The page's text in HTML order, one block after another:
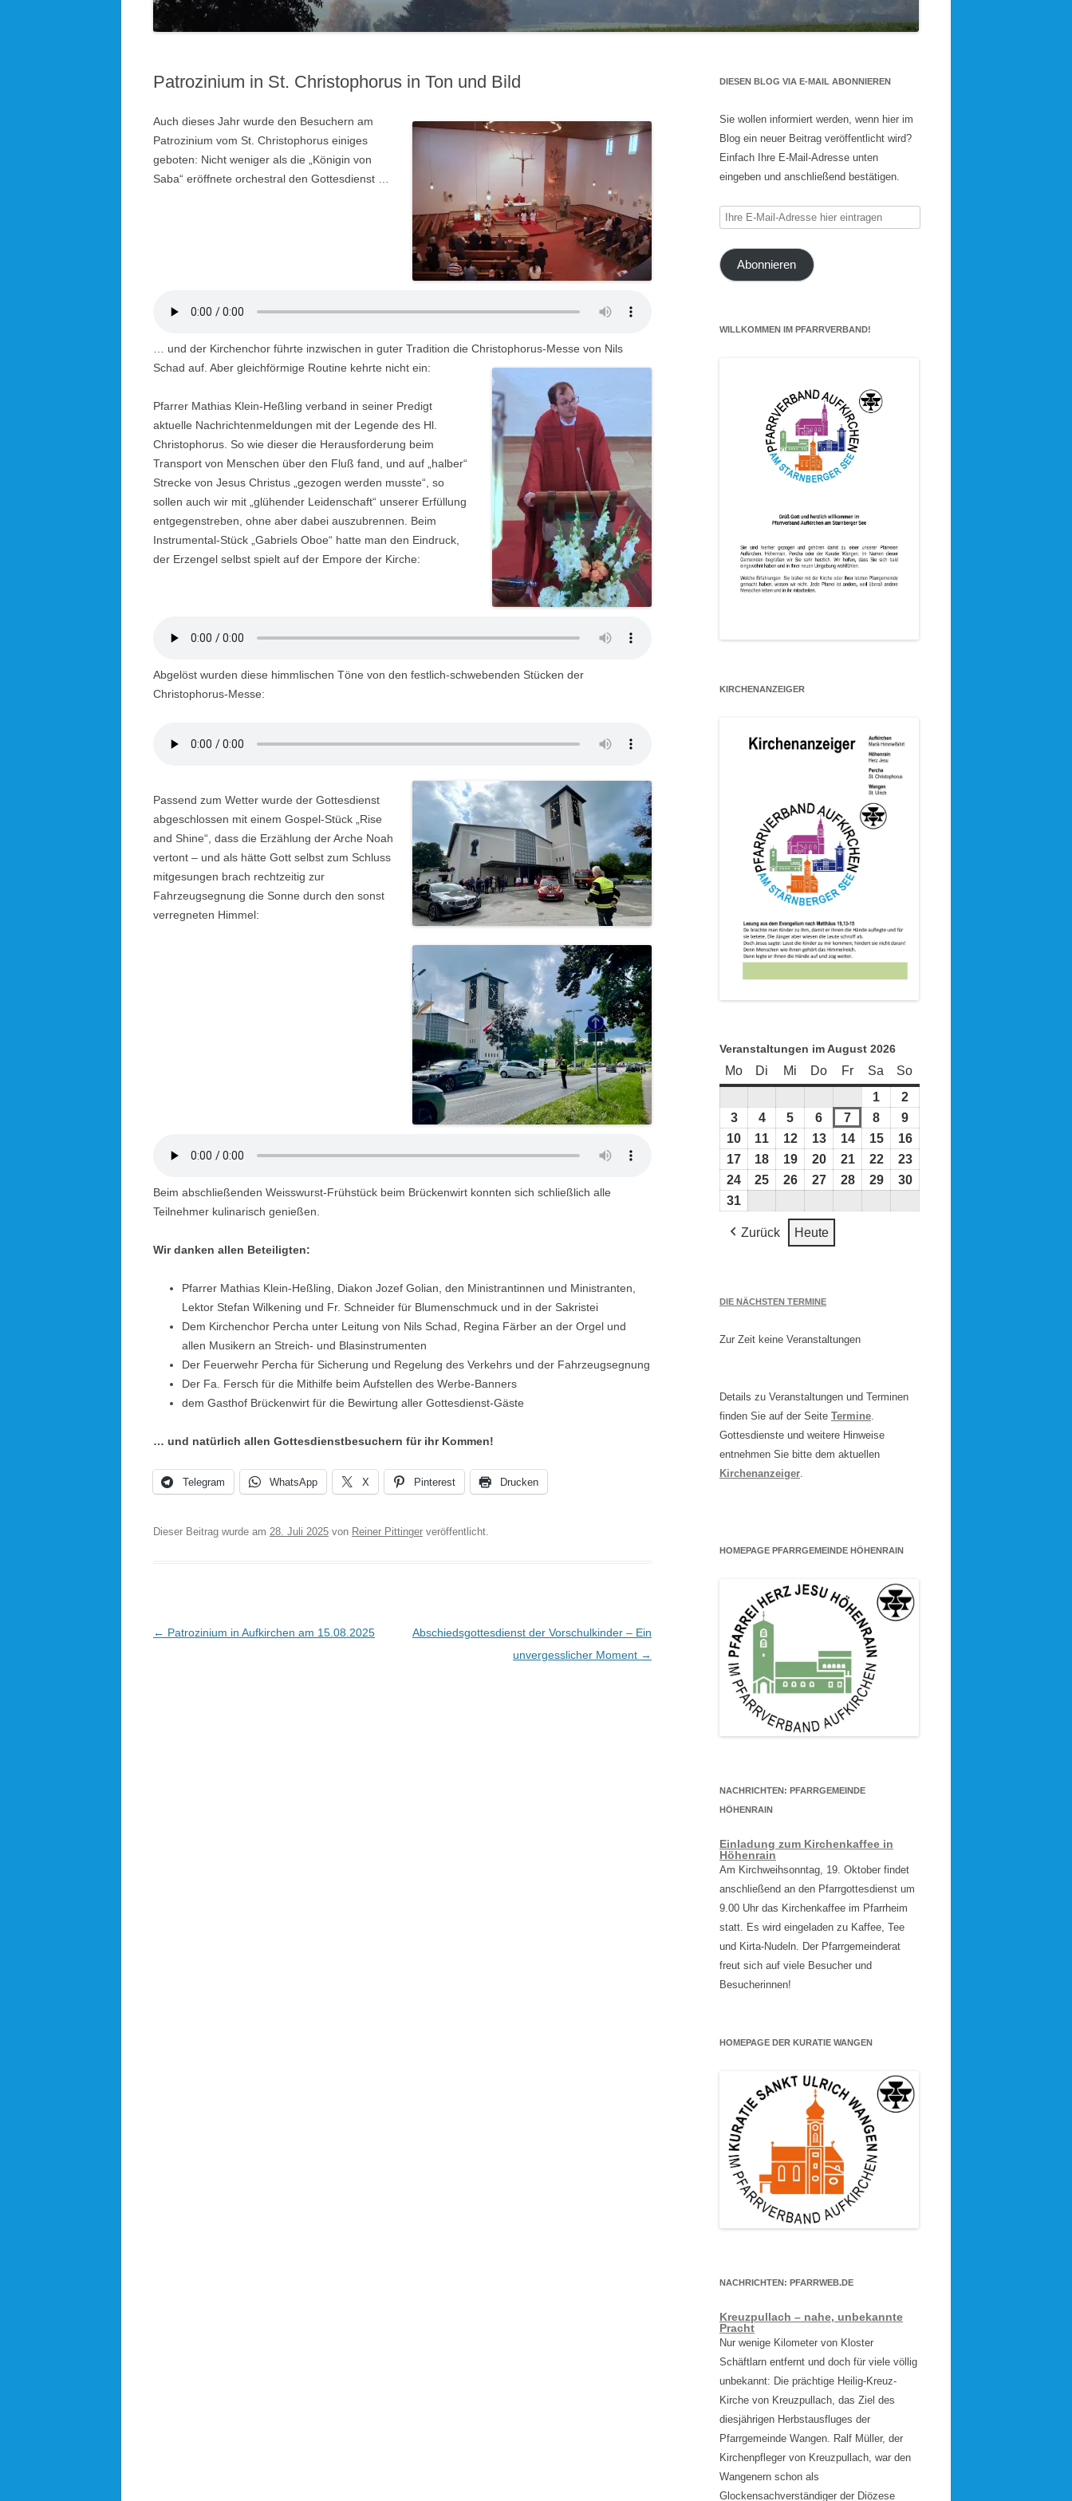
KOLPINGSFAMILIE HÖHENRAIN
KIRCHEN UND KAPELLEN IM
BLICK ÜBERN KIRCHTURM
Patrozinium in St. Christophorus in Ton und Bild
Auch dieses Jahr wurde den Besuchern am
Patrozinium vom St. Christophorus einiges
geboten: Nicht weniger als die „Königin von
Saba“ eröffnete orchestral den Gottesdienst …
… und der Kirchenchor führte inzwischen in guter Tradition die Christophorus-Messe von Nils
Schad auf. Aber gleichförmige Routine kehrte nicht ein:
Pfarrer Mathias Klein-Heßling verband in seiner Predigt
aktuelle Nachrichtenmeldungen mit der Legende des Hl.
Christophorus. So wie dieser die Herausforderung beim
Transport von Menschen über den Fluß fand, und auf „halber“
Strecke von Jesus Christus „gezogen werden musste“, so
sollen auch wir mit „glühender Leidenschaft“ unserer Erfüllung
entgegenstreben, ohne aber dabei auszubrennen. Beim
Instrumental-Stück „Gabriels Oboe“ hatte man den Eindruck,
der Erzengel selbst spielt auf der Empore der Kirche:
Abgelöst wurden diese himmlischen Töne von den festlich-schwebenden Stücken der
Christophorus-Messe:
Passend zum Wetter wurde der Gottesdienst
abgeschlossen mit einem Gospel-Stück „Rise
and Shine“, dass die Erzählung der Arche Noah
vertont – und als hätte Gott selbst zum Schluss
mitgesungen brach rechtzeitig zur
Fahrzeugsegnung die Sonne durch den sonst
verregneten Himmel:
Beim abschließenden Weisswurst-Frühstück beim Brückenwirt konnten sich schließlich alle
Teilnehmer kulinarisch genießen.
Wir danken allen Beteiligten:
Pfarrer Mathias Klein-Heßling, Diakon Jozef Golian, den Ministrantinnen und Ministranten,
Lektor Stefan Wilkening und Fr. Schneider für Blumenschmuck und in der Sakristei
Dem Kirchenchor Percha unter Leitung von Nils Schad, Regina Färber an der Orgel und
allen Musikern an Streich- und Blasinstrumenten
Der Feuerwehr Percha für Sicherung und Regelung des Verkehrs und der Fahrzeugsegnung
Der Fa. Fersch für die Mithilfe beim Aufstellen des Werbe-Banners
dem Gasthof Brückenwirt für die Bewirtung aller Gottesdienst-Gäste
… und natürlich allen Gottesdienstbesuchern für ihr Kommen!
Telegram WhatsApp X Pinterest Drucken
Dieser Beitrag wurde am 28. Juli 2025 von Reiner Pittinger veröffentlicht.
Beitragsnavigation
← Patrozinium in Aufkirchen am 15.08.2025
Abschiedsgottesdienst der Vorschulkinder – Ein
unvergesslicher Moment →
DIESEN BLOG VIA E-MAIL ABONNIEREN
Sie wollen informiert werden, wenn hier im
Blog ein neuer Beitrag veröffentlicht wird?
Einfach Ihre E-Mail-Adresse unten
eingeben und anschließend bestätigen.
Ihre
Mail-
Adresse
Abonnieren
WILLKOMMEN IM PFARRVERBAND!
KIRCHENANZEIGER
Veranstaltungen im August 2026
MoMontag
Di Dienstag
Mi Mittwoch
DoDonnerstag
FrFreitag
Sa Samstag
So
1
August
2026
2
2026
33.
August
2026
44.
August
2026
5
August
2026
6
August
2026
7
August
2026
8
August
2026
9
August
2026
10 10.
August
2026
11 11.
August
2026
1212.
August
2026
1313.
August
2026
1414.
August
2026
1515.
August
2026
1616.
August
2026
17 17.
August
18 18.
August
1919.
August
2020.
August
2121.
August
2222.
August
2323.
August
24 24.25 25.
2026
2626.
2026
2727.
2026
2828.2929.3030.
31
2026
Zurück Heute
DIE NÄCHSTEN TERMINE
Zur Zeit keine Veranstaltungen
Details zu Veranstaltungen und Terminen
finden Sie auf der Seite Termine
Gottesdienste und weitere Hinweise
entnehmen Sie bitte dem aktuellen
Kirchenanzeiger
HOMEPAGE PFARRGEMEINDE HÖHENRAIN
NACHRICHTEN: PFARRGEMEINDE
HÖHENRAIN
Einladung zum Kirchenkaffee in
Höhenrain
Am Kirchweihsonntag, 19. Oktober findet
anschließend an den Pfarrgottesdienst um
9.00 Uhr das Kirchenkaffee im Pfarrheim
statt. Es wird eingeladen zu Kaffee, Tee
und Kirta-Nudeln. Der Pfarrgemeinderat
freut sich auf viele Besucher und
Besucherinnen!
HOMEPAGE DER KURATIE WANGEN
NACHRICHTEN: PFARRWEB.DE
Kreuzpullach – nahe, unbekannte
Pracht
Nur wenige Kilometer von Kloster
Schäftlarn entfernt und doch für viele völlig
unbekannt: Die prächtige Heilig-Kreuz-
Kirche von Kreuzpullach, das Ziel des
diesjährigen Herbstausfluges der
Pfarrgemeinde Wangen. Ralf Müller, der
Kirchenpfleger von Kreuzpullach, war den
Wangenern schon als
Glockensachverständiger der Diözese